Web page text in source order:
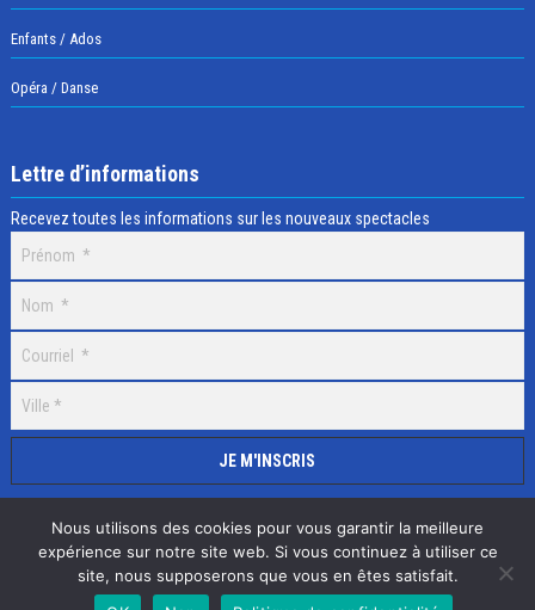
Enfants / Ados
Opéra / Danse
Lettre d’informations
Recevez toutes les informations sur les nouveaux spectacles
Selectick © 2020 Tous droits réservés, RéalisationAdamaco
Nous utilisons des cookies pour vous garantir la meilleure
expérience sur notre site web. Si vous continuez à utiliser ce
site, nous supposerons que vous en êtes satisfait.